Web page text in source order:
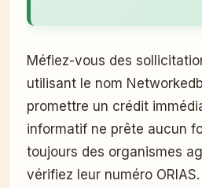
Méfiez-vous des
utilisant le nom
promettre un crédit
informatif ne prête aucun
toujours des organismes
vérifiez leur numéro